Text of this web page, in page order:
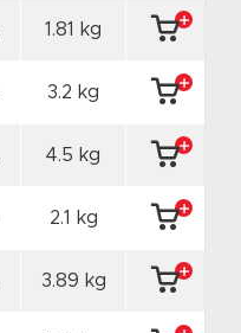
1.81 kg
3.2 kg
4.5 kg
2.1 kg
3.89 kg